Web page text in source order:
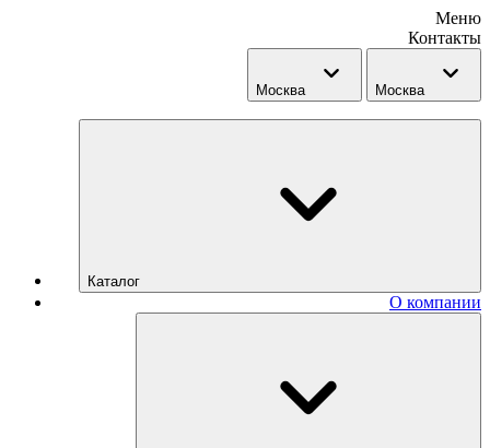
Меню
Контакты
Москва Москва
Каталог
О компании